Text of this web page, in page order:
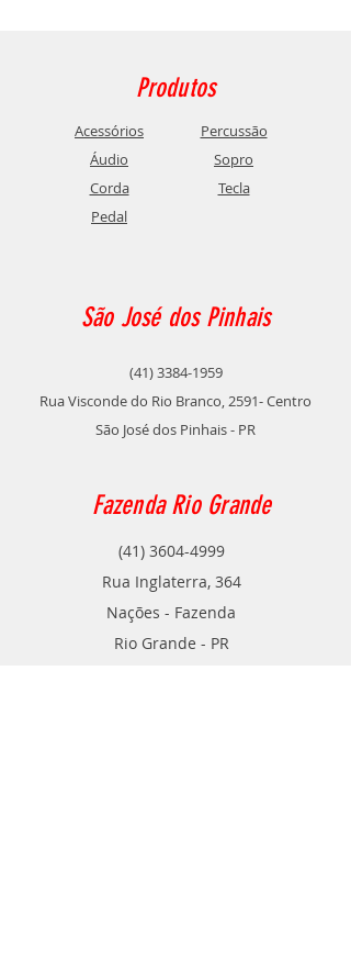
Produtos
Acessórios
Áudio
Corda
Pedal
Percussão
Sopro
Tecla
São José dos Pinhais
(41) 3384-1959
Rua Visconde do Rio Branco, 2591- Centro
São José dos Pinhais - PR
Fazenda Rio Grande
(41) 3604-4999
Rua Inglaterra, 364
Nações - Fazenda
Rio Grande - PR